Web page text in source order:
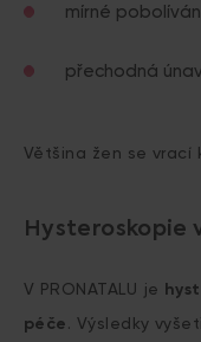
mírné
přechodná
Většina žen se vrací
Hysteroskopie
V PRONATALU je
péče. Výsledky